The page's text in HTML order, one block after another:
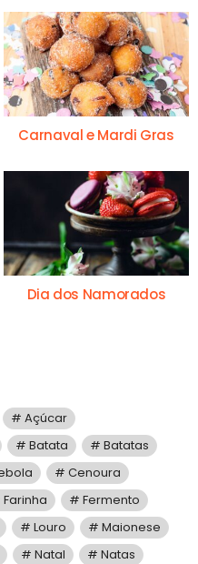
Carnaval e Mardi Gras
Dia dos Namorados
Açúcar
Batata
Batatas
Cenoura
Farinha
Fermento
Louro
Maionese
Natal
Natas